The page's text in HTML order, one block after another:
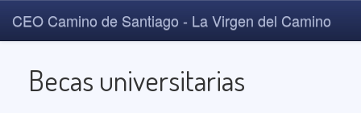
CEO Camino de Santiago - La Virgen del Camino
Becas universitarias